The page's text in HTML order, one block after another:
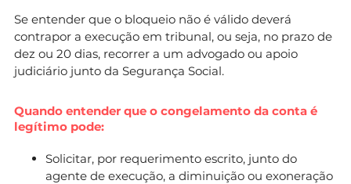
Se entender que o bloqueio não é válido deverá
contrapor a execução em tribunal, ou seja, no prazo de
dez ou 20 dias, recorrer a um advogado ou apoio
judiciário junto da Segurança Social.
Quando entender que o congelamento da conta é
legítimo pode:
Solicitar, por requerimento escrito, junto do
agente de execução, a diminuição ou exoneração